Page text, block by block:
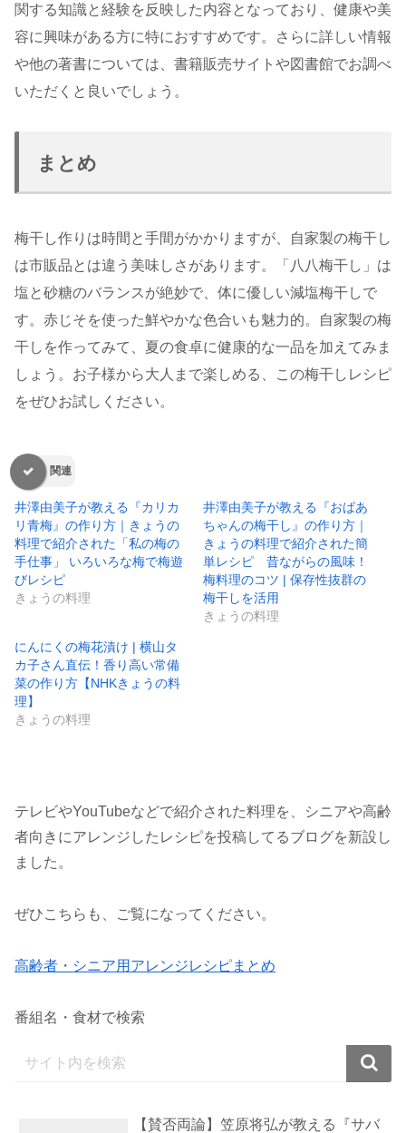
関する知識と経験を反映した内容となっており、健康や美
容に興味がある方に特におすすめです。さらに詳しい情報
や他の著書については、書籍販売サイトや図書館でお調べ
いただくと良いでしょう。
まとめ
梅干し作りは時間と手間がかかりますが、自家製の梅干し
は市販品とは違う美味しさがあります。「八八梅干し」は
塩と砂糖のバランスが絶妙で、体に優しい減塩梅干しで
す。赤じそを使った鮮やかな色合いも魅力的。自家製の梅
干しを作ってみて、夏の食卓に健康的な一品を加えてみま
しょう。お子様から大人まで楽しめる、この梅干しレシピ
をぜひお試しください。
関連
井澤由美子が教える『カリカ
リ青梅』の作り方｜きょうの
料理で紹介された「私の梅の
手仕事」 いろいろな梅で梅遊
びレシピ
きょうの料理
井澤由美子が教える『おばあ
ちゃんの梅干し』の作り方｜
きょうの料理で紹介された簡
単レシピ 昔ながらの風味！
梅料理のコツ | 保存性抜群の
梅干しを活用
きょうの料理
にんにくの梅花漬け | 横山タ
カ子さん直伝！香り高い常備
菜の作り方【NHKきょうの料
理】
きょうの料理
テレビやYouTubeなどで紹介された料理を、シニアや高齢
者向きにアレンジしたレシピを投稿してるブログを新設し
ました。
ぜひこちらも、ご覧になってください。
高齢者・シニア用アレンジレシピまとめ
番組名・食材で検索
【賛否両論】笠原将弘が教える『サバ